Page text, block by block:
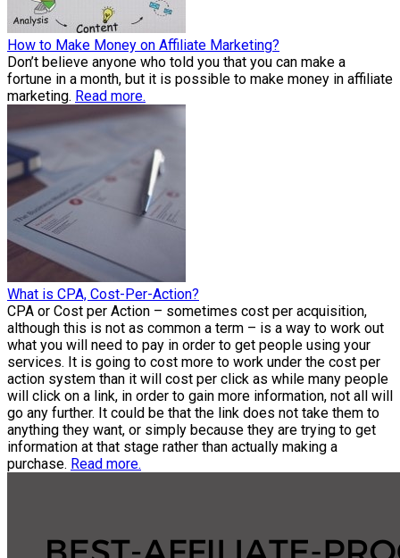
How to Make Money on Affiliate Marketing?
Don’t believe anyone who told you that you can make a
fortune in a month, but it is possible to make money in affiliate
marketing. Read more.
What is CPA, Cost-Per-Action?
CPA or Cost per Action – sometimes cost per acquisition,
although this is not as common a term – is a way to work out
what you will need to pay in order to get people using your
services. It is going to cost more to work under the cost per
action system than it will cost per click as while many people
will click on a link, in order to gain more information, not all will
go any further. It could be that the link does not take them to
anything they want, or simply because they are trying to get
information at that stage rather than actually making a
purchase. Read more.